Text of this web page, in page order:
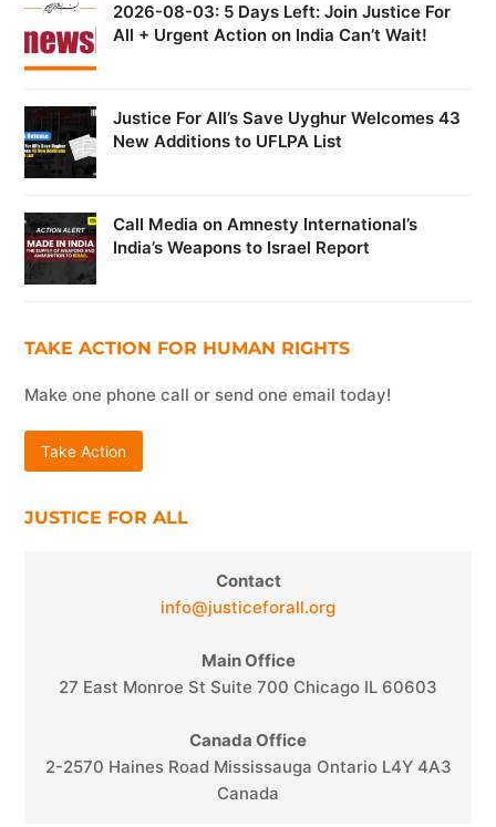
2026-08-03: 5 Days Left: Join Justice For
All + Urgent Action on India Can’t Wait!
Justice For All’s Save Uyghur Welcomes 43
New Additions to UFLPA List
Call Media on Amnesty International’s
India’s Weapons to Israel Report
TAKE ACTION FOR HUMAN RIGHTS
Make one phone call or send one email today!
Take Action
JUSTICE FOR ALL
Contact
info@justiceforall.org
Main Office
27 East Monroe St Suite 700 Chicago IL 60603
Canada Office
2-2570 Haines Road Mississauga Ontario L4Y 4A3
Canada